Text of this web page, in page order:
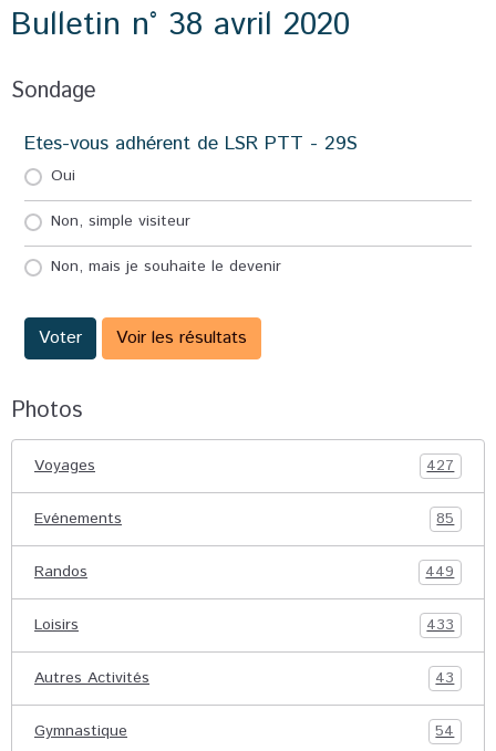
Bulletin n° 38 avril 2020
Sondage
Etes-vous adhérent de LSR PTT - 29S
Oui
Non, simple visiteur
Non, mais je souhaite le devenir
Voter Voir les résultats
Photos
Voyages 427
Evénements 85
Randos 449
Loisirs 433
Autres Activités 43
Gymnastique 54